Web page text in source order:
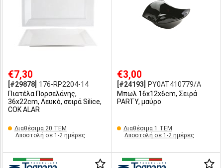
€7,30
[#29878] 176-RP2204-14
Πιατέλα Πορσελάνης,
36x22cm, Λευκό, σειρά Silice,
COK ALAR
Διαθέσιμα 20 ΤΕΜ
Αποστολή σε 1-2 ημέρες
€3,00
[#24193]
PY0AT410779/A
Μπωλ 16x12x6cm, Σειρά
PARTY, μαύρο
Διαθέσιμα 1 ΤΕΜ
Αποστολή σε 1-2 ημέρες